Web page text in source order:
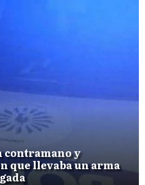
contramano y
que llevaba un arma